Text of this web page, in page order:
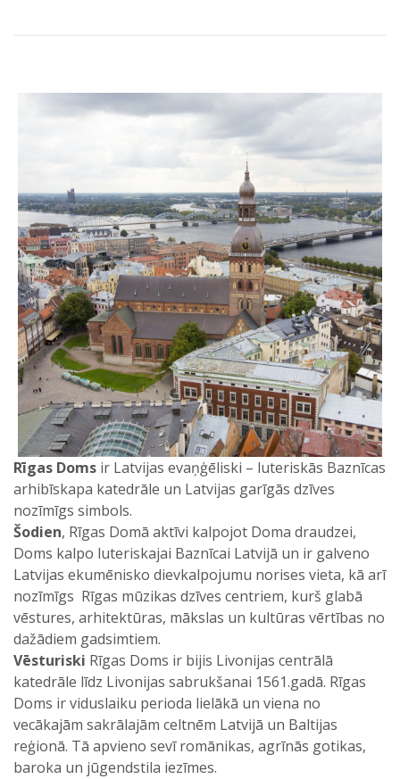
Rīgas Doms ir Latvijas evaņģēliski – luteriskās Baznīcas
arhibīskapa katedrāle un Latvijas garīgās dzīves
nozīmīgs simbols.
Šodien, Rīgas Domā aktīvi kalpojot Doma draudzei,
Doms kalpo luteriskajai Baznīcai Latvijā un ir galveno
Latvijas ekumēnisko dievkalpojumu norises vieta, kā arī
nozīmīgs Rīgas mūzikas dzīves centriem, kurš glabā
vēstures, arhitektūras, mākslas un kultūras vērtības no
dažādiem gadsimtiem.
Vēsturiski Rīgas Doms ir bijis Livonijas centrālā
katedrāle līdz Livonijas sabrukšanai 1561.gadā. Rīgas
Doms ir viduslaiku perioda lielākā un viena no
vecākajām sakrālajām celtnēm Latvijā un Baltijas
reģionā. Tā apvieno sevī romānikas, agrīnās gotikas,
baroka un jūgendstila iezīmes.